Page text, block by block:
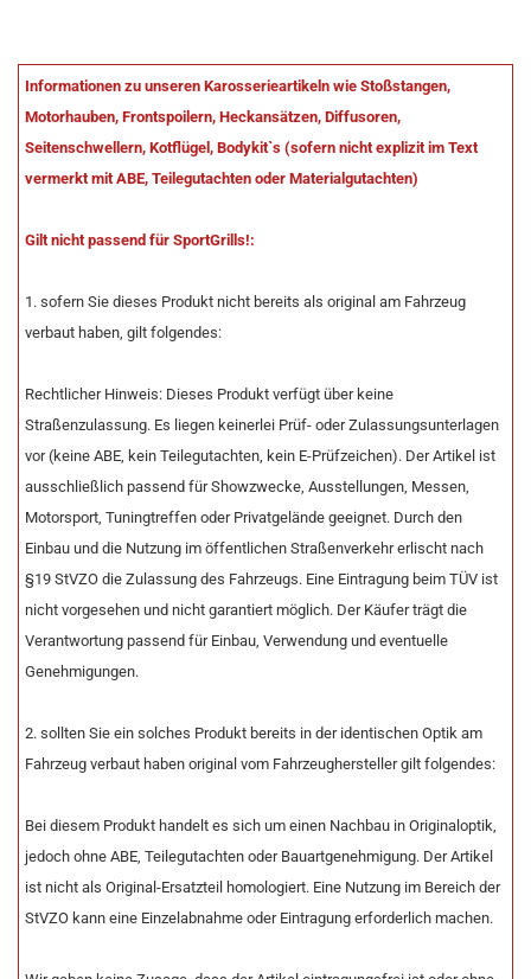
Informationen zu unseren Karosserieartikeln wie Stoßstangen,
Motorhauben, Frontspoilern, Heckansätzen, Diffusoren,
Seitenschwellern, Kotflügel, Bodykit`s (sofern nicht explizit im Text
vermerkt mit ABE, Teilegutachten oder Materialgutachten)
Gilt nicht passend für SportGrills!:
1. sofern Sie dieses Produkt nicht bereits als original am Fahrzeug
verbaut haben, gilt folgendes:
Rechtlicher Hinweis: Dieses Produkt verfügt über keine
Straßenzulassung. Es liegen keinerlei Prüf- oder Zulassungsunterlagen
vor (keine ABE, kein Teilegutachten, kein E-Prüfzeichen). Der Artikel ist
ausschließlich passend für Showzwecke, Ausstellungen, Messen,
Motorsport, Tuningtreffen oder Privatgelände geeignet. Durch den
Einbau und die Nutzung im öffentlichen Straßenverkehr erlischt nach
§19 StVZO die Zulassung des Fahrzeugs. Eine Eintragung beim TÜV ist
nicht vorgesehen und nicht garantiert möglich. Der Käufer trägt die
Verantwortung passend für Einbau, Verwendung und eventuelle
Genehmigungen.
2. sollten Sie ein solches Produkt bereits in der identischen Optik am
Fahrzeug verbaut haben original vom Fahrzeughersteller gilt folgendes:
Bei diesem Produkt handelt es sich um einen Nachbau in Originaloptik,
jedoch ohne ABE, Teilegutachten oder Bauartgenehmigung. Der Artikel
ist nicht als Original-Ersatzteil homologiert. Eine Nutzung im Bereich der
StVZO kann eine Einzelabnahme oder Eintragung erforderlich machen.